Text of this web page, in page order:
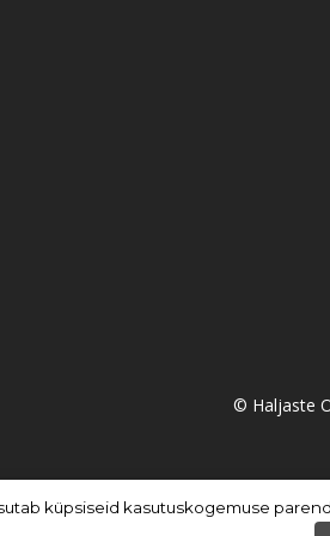
© Haljaste
küpsiseid kasutuskogemuse